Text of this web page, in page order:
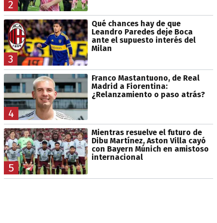
2
3
Qué chances hay de que
Leandro Paredes deje Boca
ante el supuesto interés del
Milan
4
Franco Mastantuono, de Real
Madrid a Fiorentina:
¿Relanzamiento o paso atrás?
5
Mientras resuelve el futuro de
Dibu Martínez, Aston Villa cayó
con Bayern Múnich en amistoso
internacional